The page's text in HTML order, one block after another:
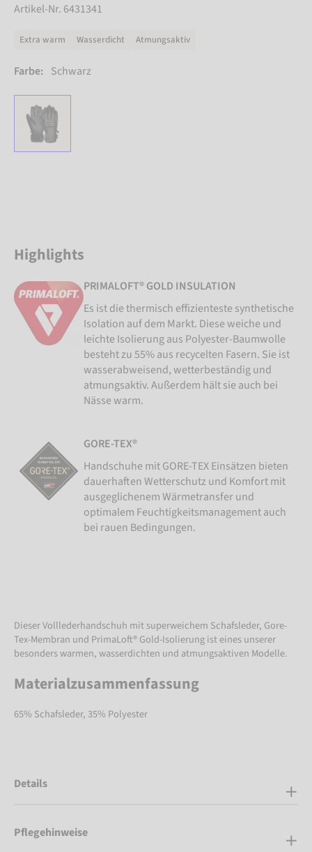
Artikel-Nr. 6431341
Extra warm Wasserdicht Atmungsaktiv
Farbe: Schwarz
Highlights
PRIMALOFT® GOLD INSULATION
Es ist die thermisch effizienteste synthetische
Isolation auf dem Markt. Diese weiche und
leichte Isolierung aus Polyester-Baumwolle
besteht zu 55% aus recycelten Fasern. Sie ist
wasserabweisend, wetterbeständig und
atmungsaktiv. Außerdem hält sie auch bei
Nässe warm.
GORE-TEX®
Handschuhe mit GORE-TEX Einsätzen bieten
dauerhaften Wetterschutz und Komfort mit
ausgeglichenem Wärmetransfer und
optimalem Feuchtigkeitsmanagement auch
bei rauen Bedingungen.
Dieser Volllederhandschuh mit superweichem Schafsleder, Gore-
Tex-Membran und PrimaLoft® Gold-Isolierung ist eines unserer
besonders warmen, wasserdichten und atmungsaktiven Modelle.
Materialzusammenfassung
65% Schafsleder, 35% Polyester
Details
Pflegehinweise